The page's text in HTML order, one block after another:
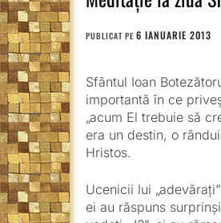
PUBLICAT PE 6 IANUARIE 2013
Sfântul Ioan
importantă în ce
„acum El trebuie să
era un destin, o
Hristos.
Ucenicii lui
ei au răspuns